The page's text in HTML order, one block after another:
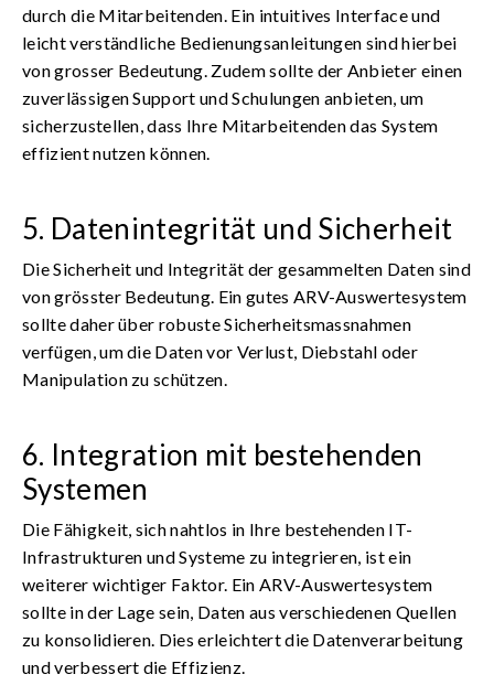
durch die Mitarbeitenden. Ein intuitives Interface und
leicht verständliche Bedienungsanleitungen sind hierbei
von grosser Bedeutung. Zudem sollte der Anbieter einen
zuverlässigen Support und Schulungen anbieten, um
sicherzustellen, dass Ihre Mitarbeitenden das System
effizient nutzen können.
5. Datenintegrität und Sicherheit
Die Sicherheit und Integrität der gesammelten Daten sind
von grösster Bedeutung. Ein gutes ARV-Auswertesystem
sollte daher über robuste Sicherheitsmassnahmen
verfügen, um die Daten vor Verlust, Diebstahl oder
Manipulation zu schützen.
6. Integration mit bestehenden
Systemen
Die Fähigkeit, sich nahtlos in Ihre bestehenden IT-
Infrastrukturen und Systeme zu integrieren, ist ein
weiterer wichtiger Faktor. Ein ARV-Auswertesystem
sollte in der Lage sein, Daten aus verschiedenen Quellen
zu konsolidieren. Dies erleichtert die Datenverarbeitung
und verbessert die Effizienz.